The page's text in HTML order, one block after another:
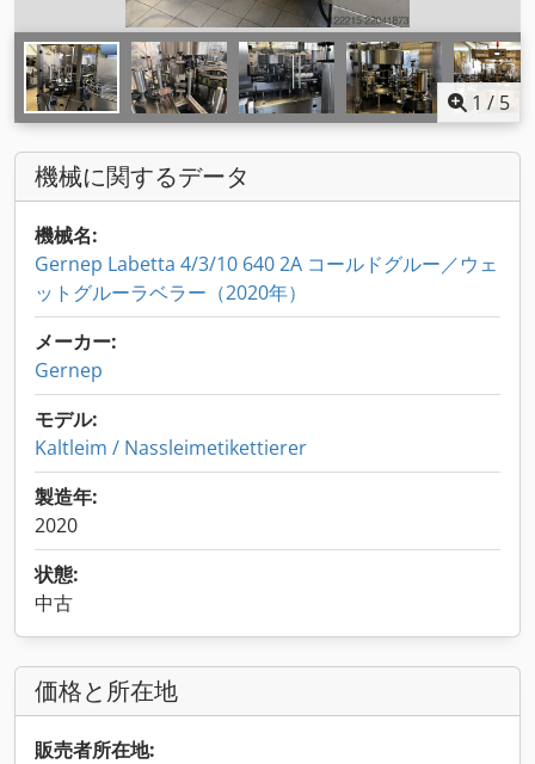
1 / 5
機械に関するデータ
機械名:
Gernep Labetta 4/3/10 640 2A コールドグルー／ウェ
ットグルーラベラー（2020年）
メーカー:
Gernep
モデル:
Kaltleim / Nassleimetikettierer
製造年:
2020
状態:
中古
価格と所在地
販売者所在地: